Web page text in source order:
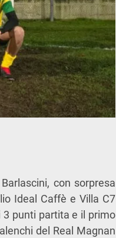
con sorpresa
Ideal Caffè e Villa C7
3 punti partita e il primo
del Real Magnan